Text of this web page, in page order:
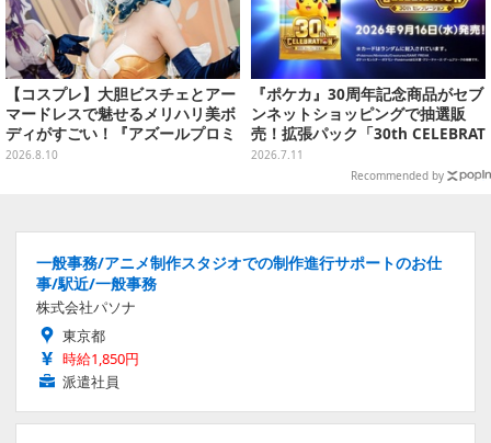
【コスプレ】大胆ビスチェとアー
マードレスで魅せるメリハリ美ボ
ディがすごい！『アズールプロミ
リア』シャルの大きな瞳に見惚れ
2026.8.10
『ポケカ』30周年記念商品がセブ
ンネットショッピングで抽選販
売！拡張パック「30th CELEBRAT
ION」と「エーフィ・ブラッキー
セット」が対象
2026.7.11
Recommended by
一般事務/アニメ制作スタジオでの制作進行サポートのお仕
事/駅近/一般事務
株式会社パソナ
東京都
時給1,850円
派遣社員